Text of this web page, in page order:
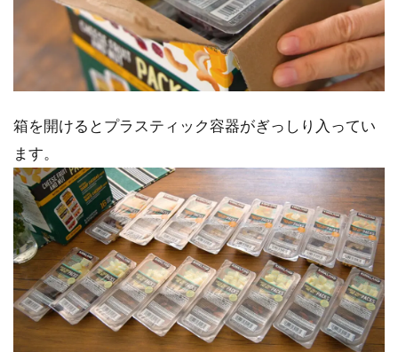
箱を開けるとプラスティック容器がぎっしり入ってい
ます。